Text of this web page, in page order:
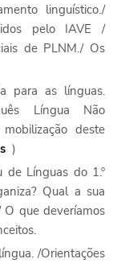
linguístico./
pelo IAVE /
de PLNM./ Os
para as línguas.
Língua Não
deste
)
de Línguas do 1.º
Qual a sua
O que deveríamos
/Orientações